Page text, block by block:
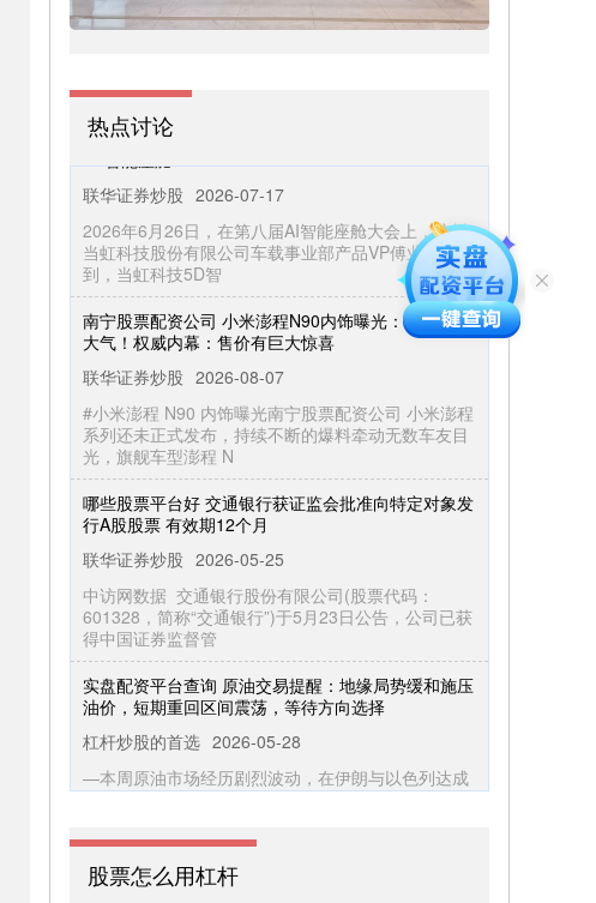
热点讨论
再获肯定，加州大学圣地亚哥分校芯片科学家安德
排名前三炒股配资 当虹科技：从技术到美学 沉浸式
5D智能座舱
联华证券炒股 2026-07-17
2026年6月26日，在第八届AI智能座舱大会上，杭州
当虹科技股份有限公司车载事业部产品VP傅业焘介绍
到，当虹科技5D智
南宁股票配资公司 小米澎程N90内饰曝光：极简不失
大气！权威内幕：售价有巨大惊喜
联华证券炒股 2026-08-07
#小米澎程 N90 内饰曝光南宁股票配资公司 小米澎程
系列还未正式发布，持续不断的爆料牵动无数车友目
光，旗舰车型澎程 N
哪些股票平台好 交通银行获证监会批准向特定对象发
行A股股票 有效期12个月
联华证券炒股 2026-05-25
中访网数据 交通银行股份有限公司(股票代码：
601328，简称“交通银行”)于5月23日公告，公司已获
得中国证券监督管
实盘配资平台查询 原油交易提醒：地缘局势缓和施压
油价，短期重回区间震荡，等待方向选择
杠杆炒股的首选 2026-05-28
—本周原油市场经历剧烈波动，在伊朗与以色列达成
停火协议的背景下实盘配资平台查询，市场对中东供
应中断的担忧明显降温。 截至
炒股配资网站哪个好 全球出货量剑指1500万！智能
眼镜将成新一代服务入口
股票怎么用杠杆